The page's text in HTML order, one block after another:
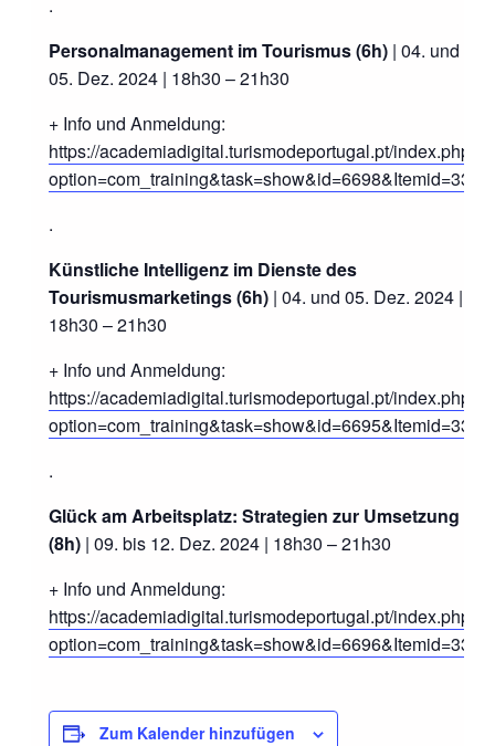
.
Personalmanagement im Tourismus (6h)| 04. und
05. Dez. 2024 | 18h30 – 21h30
+ Info und Anmeldung:
https://academiadigital.turismodeportugal.pt/index.php?
option=com_training&task=show&id=6698&Itemid=33
.
Künstliche Intelligenz im Dienste des
Tourismusmarketings (6h)| 04. und 05. Dez. 2024 |
18h30 – 21h30
+ Info und Anmeldung:
https://academiadigital.turismodeportugal.pt/index.php?
option=com_training&task=show&id=6695&Itemid=33
.
Glück am Arbeitsplatz: Strategien zur Umsetzung
(8h)| 09. bis 12. Dez. 2024 | 18h30 – 21h30
+ Info und Anmeldung:
https://academiadigital.turismodeportugal.pt/index.php?
option=com_training&task=show&id=6696&Itemid=33
Zum Kalender hinzufügen